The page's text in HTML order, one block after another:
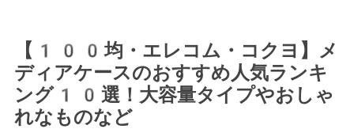
【100均・エレコム・コクヨ】メ
ディアケースのおすすめ人気ランキ
ング10選！大容量タイプやおしゃ
れなものなど